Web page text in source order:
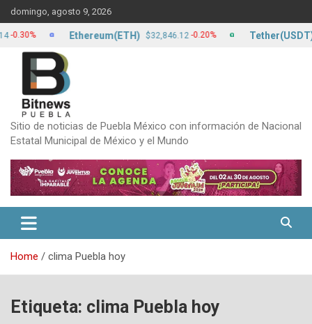
Skip
to
content
domingo, agosto 9, 2026
Sitio de noticias de Puebla México con información de Nacional
Estatal Municipal de México y el Mundo
Home clima Puebla hoy
Etiqueta: clima Puebla hoy
Ethereum(ETH) $32,846.12 -0.20% Tether(USDT)